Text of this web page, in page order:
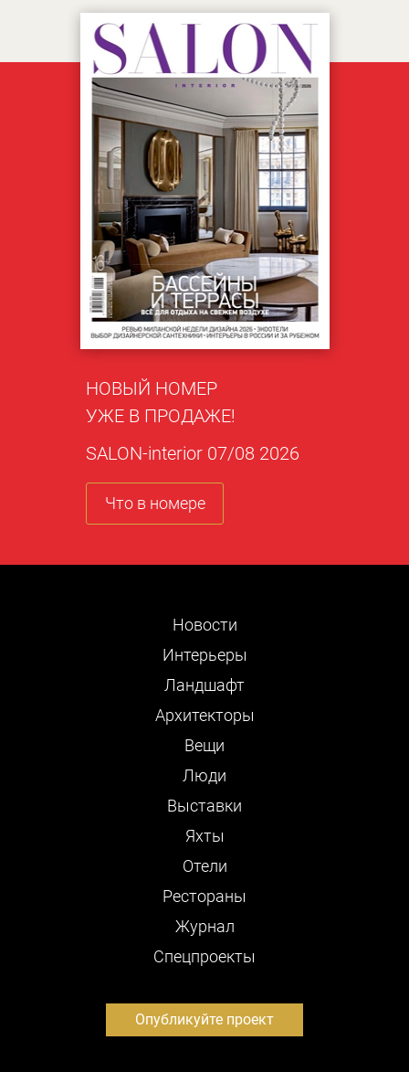
НОВЫЙ НОМЕР
УЖЕ В ПРОДАЖЕ!
SALON-interior 07/08 2026
Что в номере
Новости
Интерьеры
Ландшафт
Архитекторы
Вещи
Люди
Выставки
Яхты
Отели
Рестораны
Журнал
Cпецпроекты
Опубликуйте проект